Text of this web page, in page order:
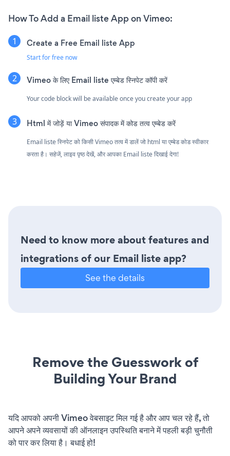
How To Add a Email liste App on Vimeo:
Create a Free Email liste App
Start for free now
Vimeo के लिए Email liste एम्बेड स्निपेट कॉपी करें
Your code block will be available once you create your app
Html में जोड़ें या Vimeo संपादक में कोड तत्व एम्बेड करें
Email liste स्निपेट को किसी Vimeo तत्व में डालें जो html या एम्बेड कोड स्वीकार
करता है। सहेजें, लाइव पृष्ठ देखें, और आपका Email liste दिखाई देगा!
Need to know more about features and
integrations of our Email liste app?
See the details
Remove the Guesswork of
Building Your Brand
यदि आपको अपनी Vimeo वेबसाइट मिल गई है और आप चल रहे हैं, तो
आपने अपने व्यवसायों की ऑनलाइन उपस्थिति बनाने में पहली बड़ी चुनौती
को पार कर लिया है। बधाई हो!